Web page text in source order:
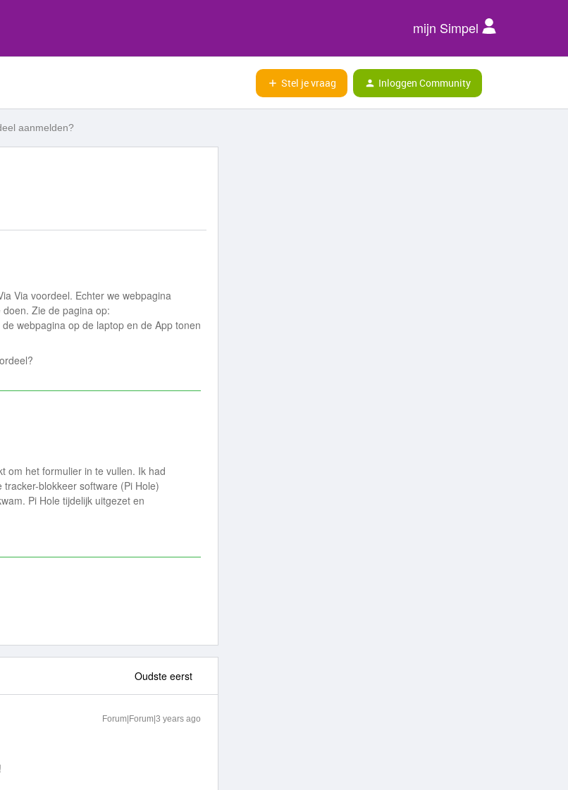
mijn Simpel
Stel je vraag Inloggen Community
aanmelden?
Via voordeel. Echter we webpagina
Zie de pagina op:
de webpagina op de laptop en de App tonen
om het formulier in te vullen. Ik had
blokkeer software (Pi Hole)
Pi Hole tijdelijk uitgezet en
Oudste eerst
Forum|Forum|3 years ago